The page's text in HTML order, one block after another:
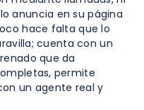
anuncia en su página
hace falta que lo
cuenta con un
que da
permite
un agente real y